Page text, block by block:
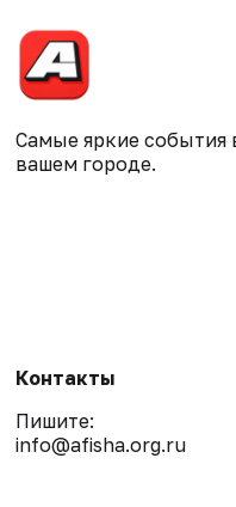
Самые яркие события
вашем городе.
Контакты
Пишите:
info@afisha.org.ru